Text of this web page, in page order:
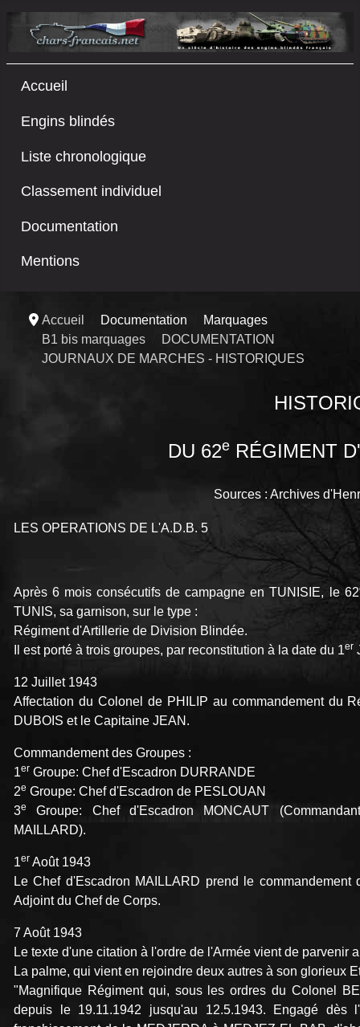
Accueil
Engins blindés
Liste chronologique
Classement individuel
Documentation
Mentions
Accueil Documentation
Marquages
B1 bis marquages
DOCUMENTATION
JOURNAUX DE MARCHES - HISTORIQUES
DU 62eRÉGIMENT
Sources : Archives
LES OPERATIONS DE L'A.D.B. 5
Après 6 mois consécutifs de campagne en TUNISIE, le 62
TUNIS, sa garnison, sur le type :
Régiment d'Artillerie de Division Blindée.
Il est porté à trois groupes, par reconstitution à la date du 1er
12 Juillet 1943
Affectation du Colonel de PHILIP au commandement du
DUBOIS et le Capitaine JEAN.
Commandement des Groupes :
1er Groupe: Chef d'Escadron DURRANDE
2e Groupe: Chef d'Escadron de PESLOUAN
3e
Groupe: Chef d'Escadron MONCAUT
MAILLARD).
1er Août 1943
Le Chef d'Escadron MAILLARD prend le
Adjoint du Chef de Corps.
7 Août 1943
Le texte d'une citation à l'ordre de l'Armée vient de parvenir
La palme, qui vient en rejoindre deux autres à son glorieux
"Magnifique Régiment qui, sous les ordres du Colonel
depuis le 19.11.1942 jusqu'au 12.5.1943. Engagé